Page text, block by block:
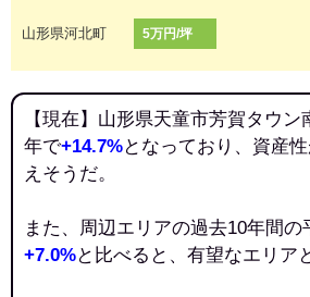
山形県河北町 5万円/坪
【現在】山形県天童市芳賀タウ
年で+14.7%となっており、資産
えそうだ。
また、周辺エリアの過去10年間の
+7.0%と比べると、有望なエリア